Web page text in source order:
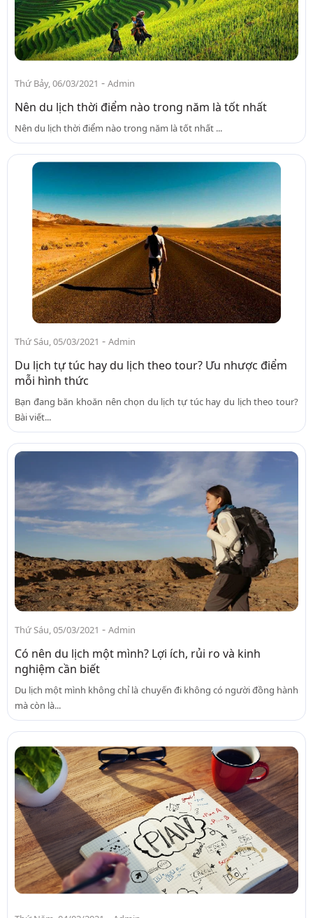
Thứ Bảy, 06/03/2021 - Admin
Nên du lịch thời điểm nào trong năm là tốt nhất
Nên du lịch thời điểm nào trong năm là tốt nhất ...
Thứ Sáu, 05/03/2021 - Admin
Du lịch tự túc hay du lịch theo tour? Ưu nhược điểm
mỗi hình thức
Bạn đang băn khoăn nên chọn du lịch tự túc hay du lịch theo tour?
Bài viết...
Thứ Sáu, 05/03/2021 - Admin
Có nên du lịch một mình? Lợi ích, rủi ro và kinh
nghiệm cần biết
Du lịch một mình không chỉ là chuyến đi không có người đồng hành
mà còn là...